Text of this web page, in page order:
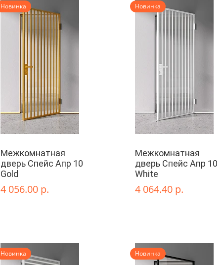
Новинка
Межкомнатная
дверь Спейс Апр 10
Gold
4 056.00 р.
Новинка
Межкомнатная
дверь Спейс Апр 10
White
4 064.40 р.
Новинка Новинка